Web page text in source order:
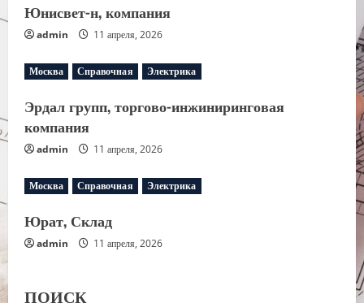
Юнисвет-н, компания
admin 11 апреля, 2026
Москва Справочная Электрика
Эрдал групп, торгово-инжиниринговая
компания
admin 11 апреля, 2026
Москва Справочная Электрика
Юрат, Склад
admin 11 апреля, 2026
ПОИСК